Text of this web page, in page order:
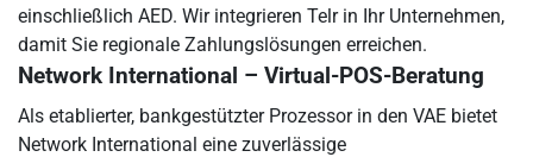
einschließlich AED. Wir integrieren Telr in Ihr Unternehmen,
damit Sie regionale Zahlungslösungen erreichen.
Network International – Virtual-POS-Beratung
Als etablierter, bankgestützter Prozessor in den VAE bietet
Network International eine zuverlässige